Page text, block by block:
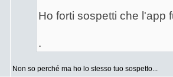
Ho forti sospetti che l'app
.
Non so perché ma ho lo stesso tuo sospetto...